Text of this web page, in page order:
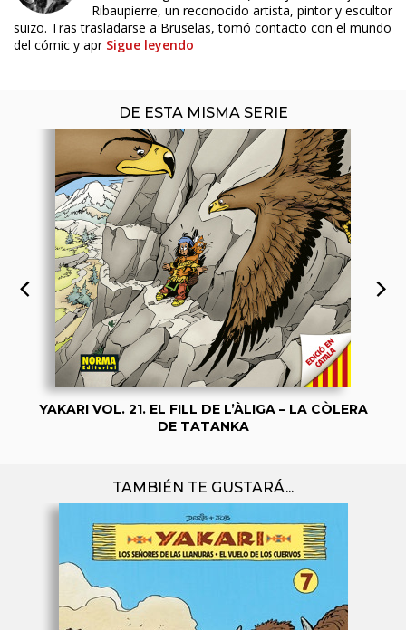
Ribaupierre, un reconocido artista, pintor y escultor
suizo. Tras trasladarse a Bruselas, tomó contacto con el mundo
del cómic y apr Sigue leyendo
DE ESTA MISMA SERIE
YAKARI VOL. 21. EL FILL DE L’ÀLIGA – LA CÒLERA
DE TATANKA
TAMBIÉN TE GUSTARÁ...